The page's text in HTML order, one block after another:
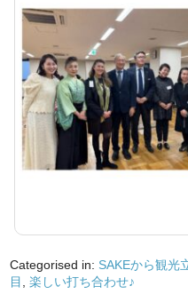
Categorised in: SAKEから観光
目
,楽しい打ち合わせ♪